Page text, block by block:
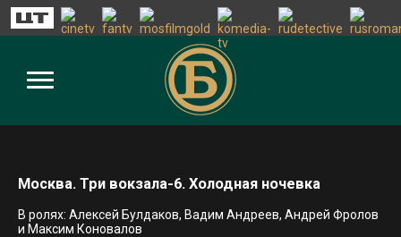
Москва. Три вокзала-6. Холодная ночевка
В ролях: Алексей Булдаков, Вадим Андреев, Андрей Фролов
и Максим Коновалов